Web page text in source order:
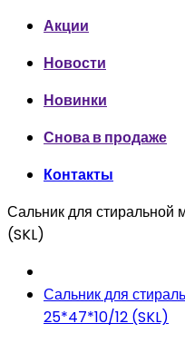
Акции
Новости
Новинки
Снова в продаже
Контакты
Сальник для
(SKL)
Сальник для
25*47*10/12 (SKL)